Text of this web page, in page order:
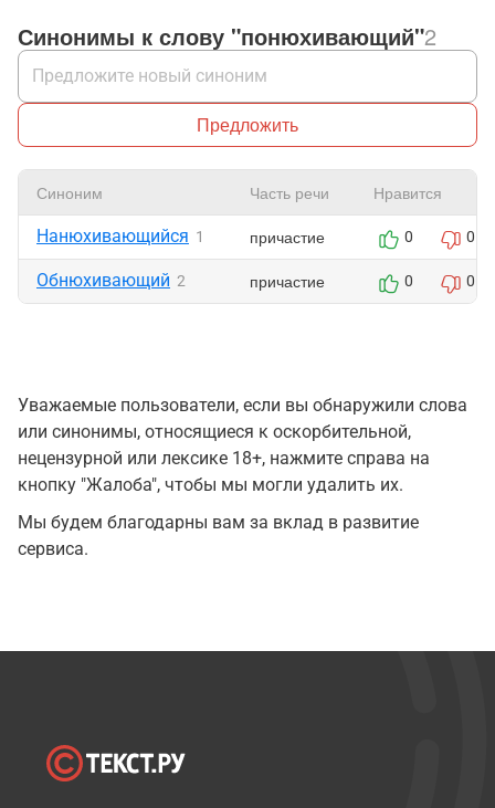
Синонимы к слову "понюхивающий"2
Предложить
Синоним Часть речи Нравится
Нанюхивающийся 1 причастие 0 0
Обнюхивающий 2 причастие 0 0
Уважаемые пользователи, если вы обнаружили слова
или синонимы, относящиеся к оскорбительной,
нецензурной или лексике 18+, нажмите справа на
кнопку "Жалоба", чтобы мы могли удалить их.
Мы будем благодарны вам за вклад в развитие
сервиса.